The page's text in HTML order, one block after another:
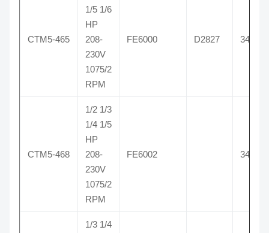
CTM5-465
1/5 1/6
HP
208-
230V
1075/2
RPM
FE6000 D2827 3465
CTM5-468
1/2 1/3
1/4 1/5
HP
208-
230V
1075/2
RPM
FE6002 3468
1/3 1/4